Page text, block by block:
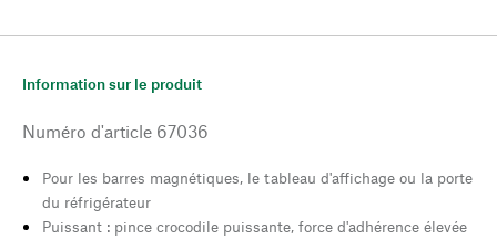
Information sur le produit
Numéro d'article 67036
Pour les barres magnétiques, le tableau d'affichage ou la porte
du réfrigérateur
Puissant : pince crocodile puissante, force d'adhérence élevée